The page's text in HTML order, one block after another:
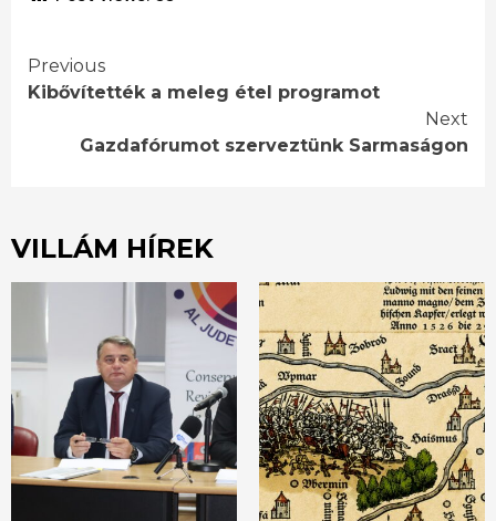
Continue
Previous
Kibővítették a meleg étel programot
Next
Gazdafórumot szerveztünk Sarmaságon
VILLÁM HÍREK